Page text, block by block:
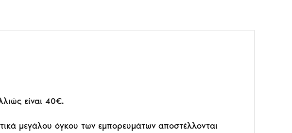
είναι 40€.
μεγάλου όγκου των εμπορευμάτων αποστέλλονται